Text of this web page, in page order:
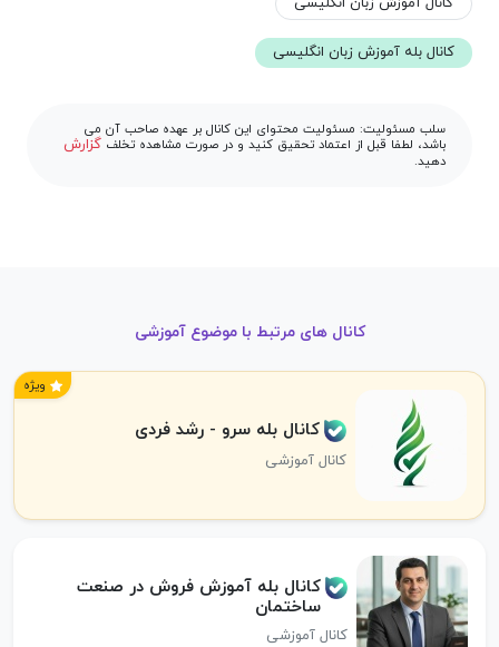
کانال بله آموزش زبان انگلیسی
سلب مسئولیت: مسئولیت محتوای این کانال بر عهده صاحب آن می
باشد، لطفا قبل از اعتماد تحقیق کنید و در صورت مشاهده تخلف گزارش
دهید.
کانال های مرتبط با موضوع آموزشی
ویژه
کانال بله سرو - رشد فردی
کانال آموزشی
کانال بله آموزش فروش در صنعت
ساختمان
کانال آموزشی